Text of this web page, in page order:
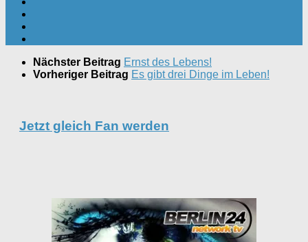
Nächster Beitrag Ernst des Lebens!
Vorheriger Beitrag Es gibt drei Dinge im Leben!
Jetzt gleich Fan werden